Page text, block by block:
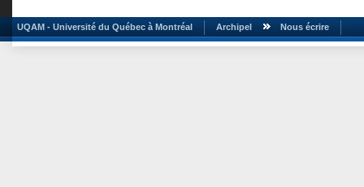
UQAM - Université du Québec à Montréal Archipel Nous écrire